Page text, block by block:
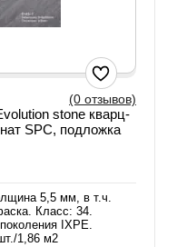
(0 отзывов)
stone кварц-
SPC, подложка
5,5 мм, в т.ч.
Класс: 34.
IXPE.
1,86 м2